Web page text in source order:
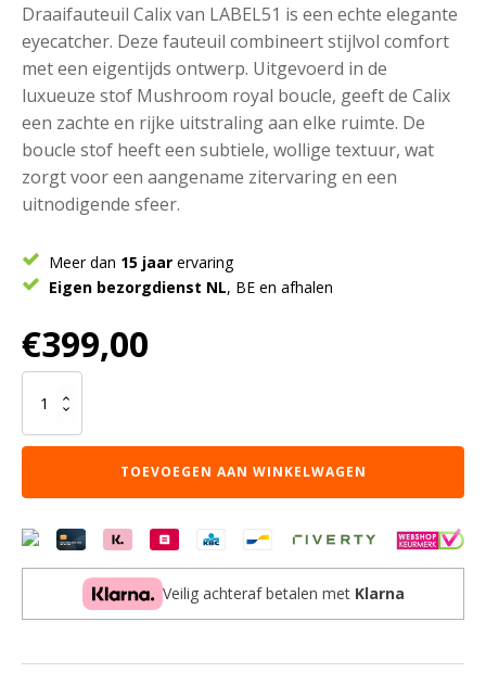
Draaifauteuil Calix van LABEL51 is een echte elegante
eyecatcher. Deze fauteuil combineert stijlvol comfort
met een eigentijds ontwerp. Uitgevoerd in de
luxueuze stof Mushroom royal boucle, geeft de Calix
een zachte en rijke uitstraling aan elke ruimte. De
boucle stof heeft een subtiele, wollige textuur, wat
zorgt voor een aangename zitervaring en een
uitnodigende sfeer.
Meer dan 15 jaar ervaring
Eigen bezorgdienst NL, BE en afhalen
€399,00
Fauteuil
Calix
-
grijs
Boucle
aantal
TOEVOEGEN AAN WINKELWAGEN
Veilig achteraf betalen met Klarna